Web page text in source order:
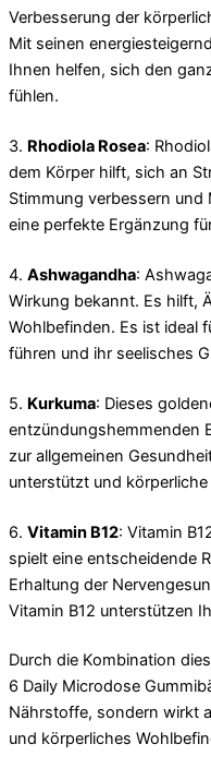
Verbesserung der
Mit seinen
Ihnen helfen, sich den
fühlen.
3. Rhodiola Rosea:
dem Körper hilft, sich an
Stimmung verbessern
eine perfekte Ergänzung
4. Ashwagandha:
Wirkung bekannt. Es hilft,
Wohlbefinden. Es ist ideal
führen und ihr seelisches
5. Kurkuma: Dieses
entzündungshemmenden
zur allgemeinen
unterstützt und
6. Vitamin B12: Vitamin
spielt eine entscheidende
Erhaltung der
Vitamin B12 unterstützen
Durch die Kombination
6 Daily Microdose
Nährstoffe, sondern wirkt
und körperliches